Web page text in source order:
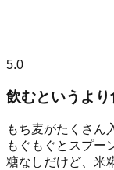
5.0
飲むというよ
もち麦がたくさん
もぐもぐとスプー
糖なしだけど、米